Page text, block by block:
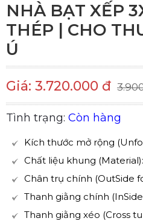
NHÀ BẠT XẾP
THÉP | CHO
Ú
Giá: 3.720.000 đ
Tình trạng: Còn hàng
Kích thước mở rộng
Chất liệu khung
Chân trụ chính (OutSide
Thanh giằng chính
Thanh giằng xéo (Cross